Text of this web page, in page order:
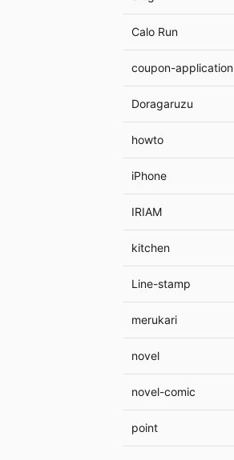
Calo Run
coupon-application
Doragaruzu
howto
iPhone
IRIAM
kitchen
Line-stamp
merukari
novel
novel-comic
point